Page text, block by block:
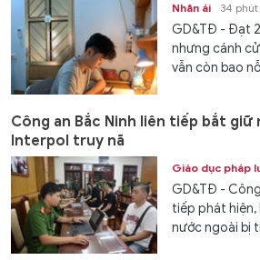
Nhân ái 34
GD&TĐ - Đạt
nhưng cánh
vẫn còn bao
Công an Bắc Ninh liên tiếp bắt giữ
Interpol truy nã
Giáo dục pháp
GD&TĐ -
tiếp phát hiện,
nước ngoài bị